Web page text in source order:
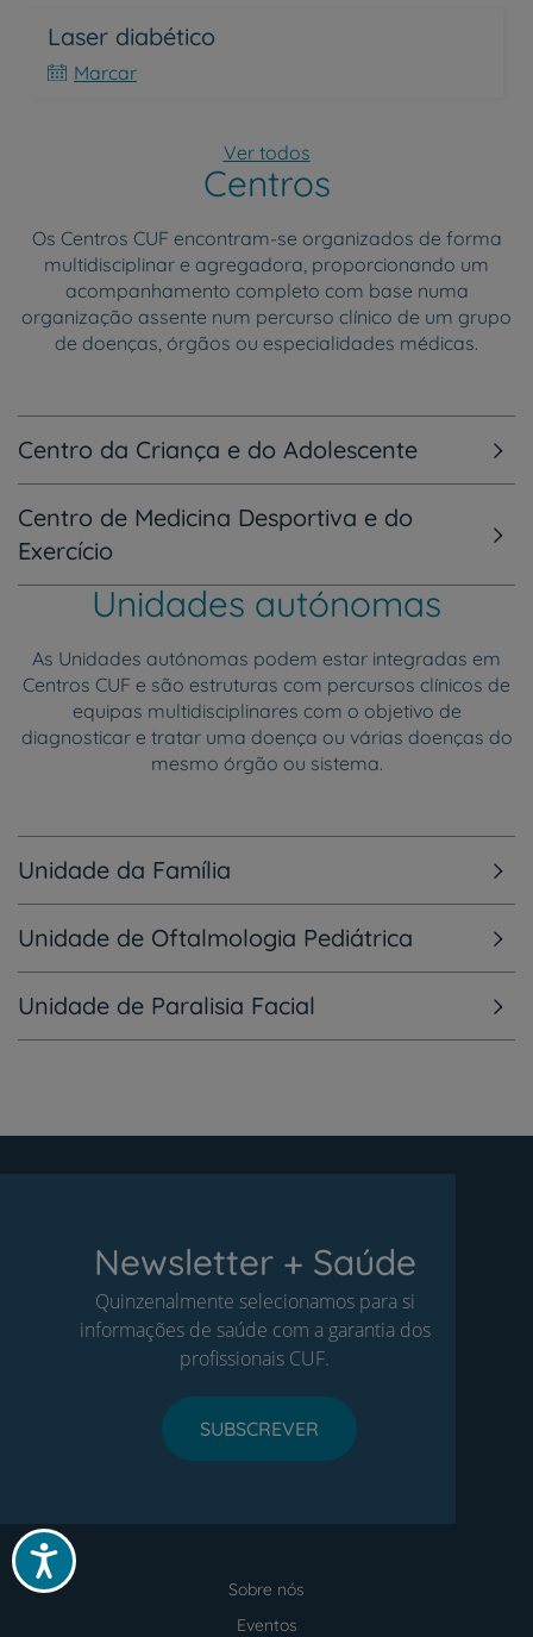
Acessibilidade
Laser diabético
Marcar
Ver todos
Centros
Os Centros CUF encontram-se organizados de forma
multidisciplinar e agregadora, proporcionando um
acompanhamento completo com base numa
organização assente num percurso clínico de um grupo
de doenças, órgãos ou especialidades médicas.
Centro da Criança e do Adolescente
Centro de Medicina Desportiva e do
Exercício
Unidades autónomas
As Unidades autónomas podem estar integradas em
Centros CUF e são estruturas com percursos clínicos de
equipas multidisciplinares com o objetivo de
diagnosticar e tratar uma doença ou várias doenças do
mesmo órgão ou sistema.
Unidade da Família
Unidade de Oftalmologia Pediátrica
Unidade de Paralisia Facial
Newsletter + Saúde
Quinzenalmente selecionamos para si
informações de saúde com a garantia dos
profissionais CUF.
SUBSCREVER
Sobre nós
Eventos